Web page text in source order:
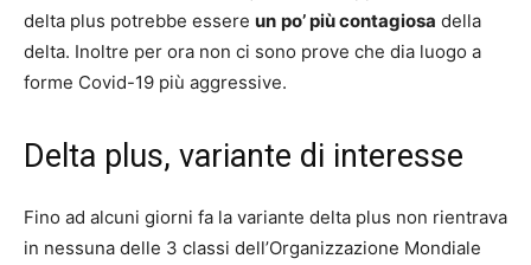
delta plus potrebbe essere un po’ più contagiosa della
delta. Inoltre per ora non ci sono prove che dia luogo a
forme Covid-19 più aggressive.
Delta plus, variante di interesse
Fino ad alcuni giorni fa la variante delta plus non rientrava
in nessuna delle 3 classi dell’Organizzazione Mondiale